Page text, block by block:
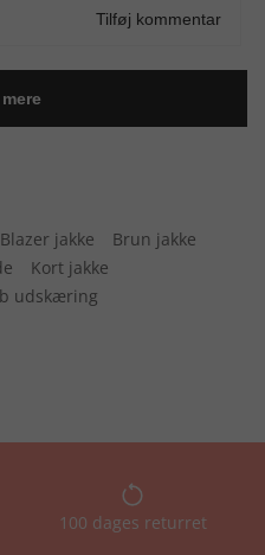
Blazer jakke
Brun jakke
Kort jakke
udskæring
100 dages returret